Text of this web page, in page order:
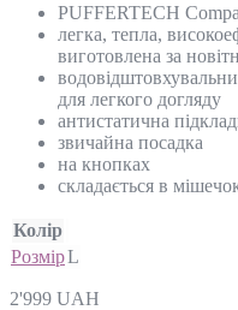
PUFFERTECH
легка, тепла,
виготовлена ​​за
для легкого догляду
антистатична
звичайна посадка
на кнопках
складається в
Колір
РозмірL
2'999 UAH